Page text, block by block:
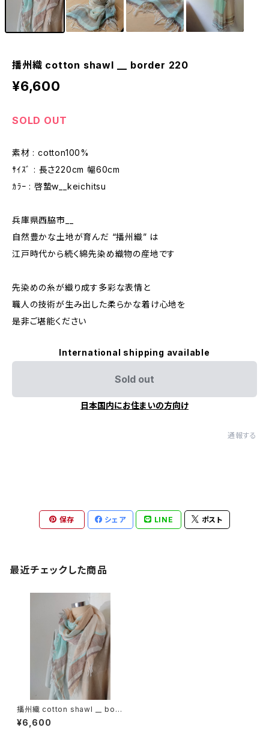
播州織 cotton shawl __ border 220
¥6,600
SOLD OUT
素材 : cotton100%
ｻｲｽﾞ : 長さ220cm 幅60cm
ｶﾗｰ : 啓蟄w__keichitsu
兵庫県西脇市__
自然豊かな土地が育んだ “播州織” は
江戸時代から続く綿先染め織物の産地です
先染めの糸が織り成す多彩な表情と
職人の技術が生み出した柔らかな着け心地を
是非ご堪能ください
International shipping available
Sold out
日本国内にお住まいの方向け
通報する
保存 シェア LINE ポスト
最近チェックした商品
播州織 cotton shawl __ bord
er 220
¥6,600